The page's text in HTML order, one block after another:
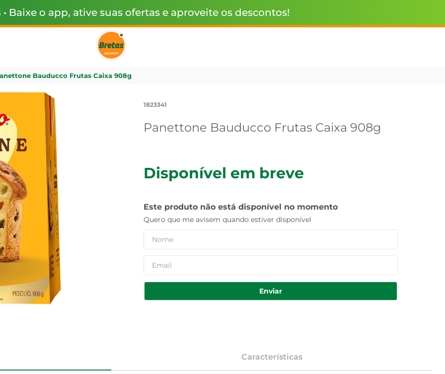
• Baixe o app, ative suas ofertas e aproveite os descontos!
Bauducco Frutas Caixa 908g
1823341
Panettone Bauducco Frutas Caixa 908g
Disponível em breve
Este produto não está disponível no momento
Quero que me avisem quando estiver disponível
Enviar
Características